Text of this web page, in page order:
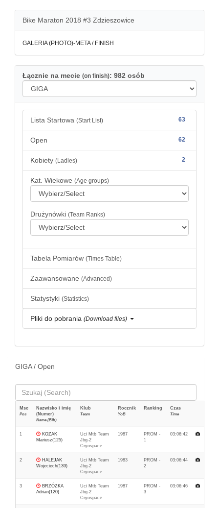
Bike Maraton 2018 #3 Zdzieszowice
GALERIA (PHOTO)-META / FINISH
Łącznie na mecie (on finish): 982 osób
Lista Startowa (Start List) 63
Open 62
Kobiety (Ladies) 2
Kat. Wiekowe (Age groups)
Drużynówki (Team Ranks)
Tabela Pomiarów (Times Table)
Zaawansowane (Advanced)
Statystyki (Statistics)
Pliki do pobrania (Download files)
GIGA / Open
Msc
Pos
Nazwisko i imię
(Numer)
Name (Bib)
Klub
Team
Rocznik
YoB
Ranking Czas
Time
1
KOZAK
Mariusz(125)
Uci Mtb Team
Jbg-2
Cryospace
1987
PROM -
1
03:06:42
2
HALEJAK
Wojeciech(139)
Uci Mtb Team
Jbg-2
Cryospace
1983
PROM -
2
03:06:44
3
BRZÓZKA
Adrian(120)
Uci Mtb Team
Jbg-2
Cryospace
1987
PROM -
3
03:06:46